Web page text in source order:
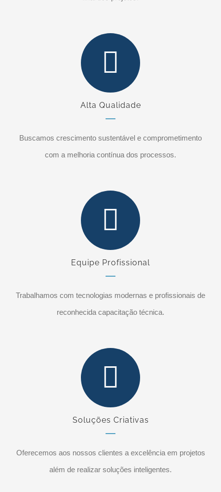
Alta Qualidade
Buscamos crescimento sustentável e comprometimento
com a melhoria contínua dos processos.
Equipe Profissional
Trabalhamos com tecnologias modernas e profissionais de
reconhecida capacitação técnica.
Soluções Criativas
Oferecemos aos nossos clientes a excelência em projetos
além de realizar soluções inteligentes.